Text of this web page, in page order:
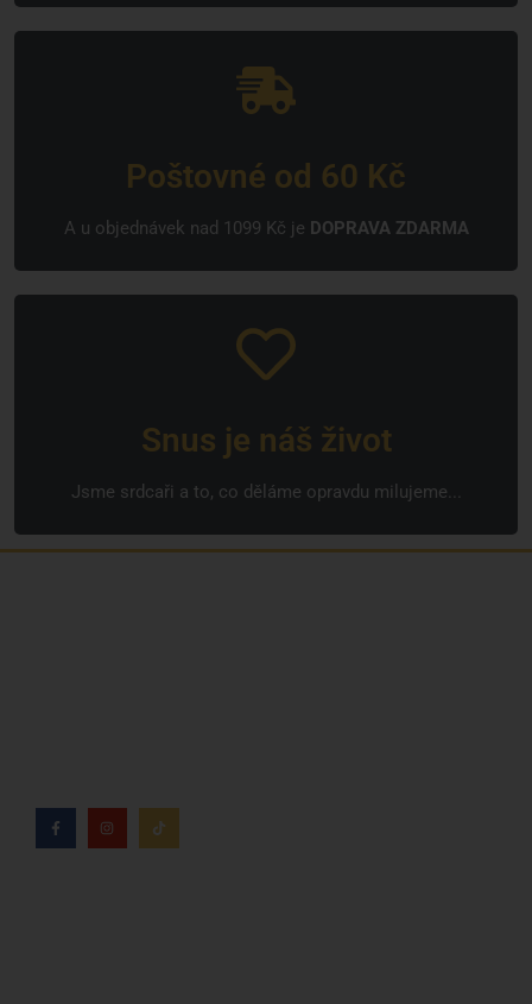
Poštovné od 60 Kč
A u objednávek nad 1099 Kč je DOPRAVA ZDARMA
Snus je náš život
Jsme srdcaři a to, co děláme opravdu milujeme...